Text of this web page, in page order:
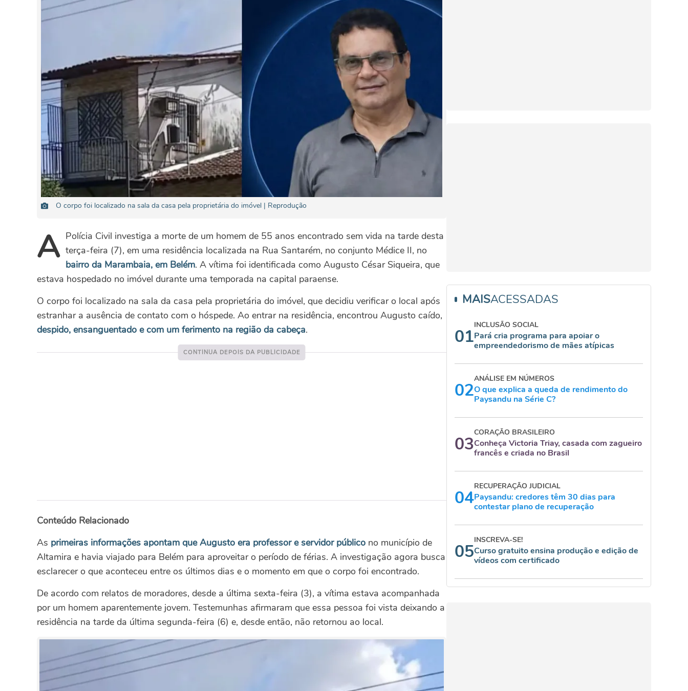
O corpo foi localizado na sala da casa pela proprietária do imóvel | Reprodução
APolícia Civil investiga a morte de um homem de 55 anos encontrado sem vida na tarde desta
terça-feira (7), em uma residência localizada na Rua Santarém, no conjunto Médice II, no
bairro da Marambaia, em Belém. A vítima foi identificada como Augusto César Siqueira, que
estava hospedado no imóvel durante uma temporada na capital paraense.
O corpo foi localizado na sala da casa pela proprietária do imóvel, que decidiu verificar o local após
estranhar a ausência de contato com o hóspede. Ao entrar na residência, encontrou Augusto caído,
despido, ensanguentado e com um ferimento na região da cabeça.
Conteúdo Relacionado
As primeiras informações apontam que Augusto era professor e servidor público no município de
Altamira e havia viajado para Belém para aproveitar o período de férias. A investigação agora busca
esclarecer o que aconteceu entre os últimos dias e o momento em que o corpo foi encontrado.
De acordo com relatos de moradores, desde a última sexta-feira (3), a vítima estava acompanhada
por um homem aparentemente jovem. Testemunhas afirmaram que essa pessoa foi vista deixando a
residência na tarde da última segunda-feira (6) e, desde então, não retornou ao local.
MAISACESSADAS
01
INCLUSÃO SOCIAL
Pará cria programa para apoiar o
empreendedorismo de mães atípicas
02
ANÁLISE EM NÚMEROS
O que explica a queda de rendimento do
Paysandu na Série C?
03
CORAÇÃO BRASILEIRO
Conheça Victoria Triay, casada com zagueiro
francês e criada no Brasil
04
RECUPERAÇÃO JUDICIAL
Paysandu: credores têm 30 dias para
contestar plano de recuperação
05
INSCREVA-SE!
Curso gratuito ensina produção e edição de
vídeos com certificado